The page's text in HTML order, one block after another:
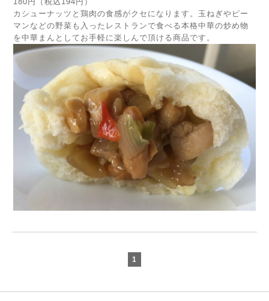
カシューナッツと鶏肉の食感がクセになります。玉ねぎやピー
マンなどの野菜も入ったレストランで食べる本格中華の炒め物
を中華まんとしてお手軽に楽しんで頂ける商品です。
1